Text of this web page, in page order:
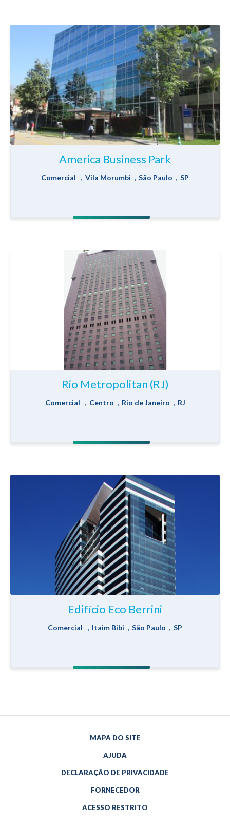
America Business Park
Comercial , Vila Morumbi , São Paulo , SP
Rio Metropolitan (RJ)
Comercial , Centro , Rio de Janeiro , RJ
Edifício Eco Berrini
Comercial , Itaim Bibi , São Paulo , SP
MAPA DO SITE
AJUDA
DECLARAÇÃO DE PRIVACIDADE
FORNECEDOR
ACESSO RESTRITO